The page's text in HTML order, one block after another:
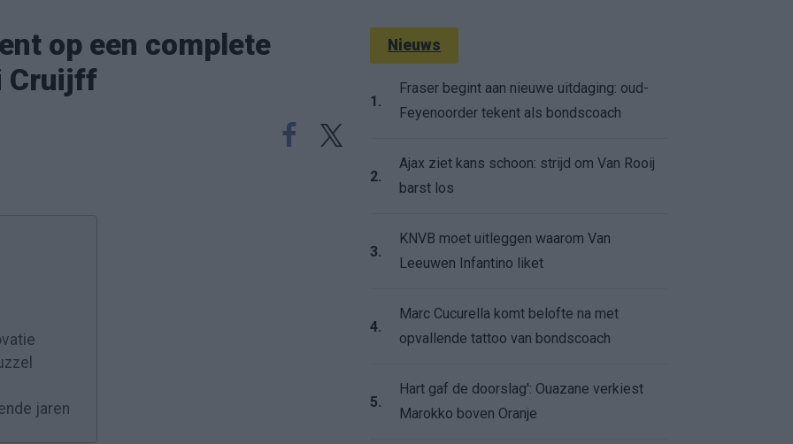
op een complete
Cruijff
jaren
Nieuws
1.
Fraser begint aan nieuwe uitdaging: oud-
Feyenoorder tekent als bondscoach
2.
Ajax ziet kans schoon: strijd om Van Rooij
barst los
3.
KNVB moet uitleggen waarom Van
Leeuwen Infantino liket
4.
Marc Cucurella komt belofte na met
opvallende tattoo van bondscoach
5.
Hart gaf de doorslag': Ouazane verkiest
Marokko boven Oranje